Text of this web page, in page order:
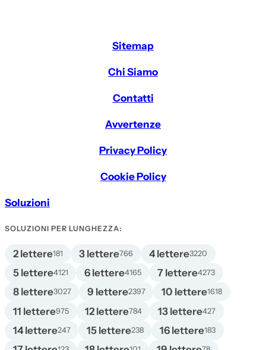
Sitemap
Chi Siamo
Contatti
Avvertenze
Privacy Policy
Cookie Policy
Soluzioni
SOLUZIONI PER LUNGHEZZA:
2 lettere181 3 lettere766 4 lettere3220
5 lettere4121 6 lettere4165 7 lettere4273
8 lettere3027 9 lettere2397 10 lettere1618
11 lettere975 12 lettere784 13 lettere427
14 lettere247 15 lettere238 16 lettere183